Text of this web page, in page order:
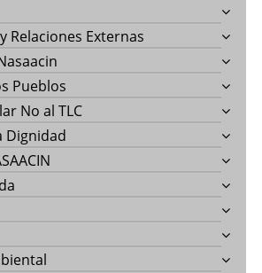
Relaciones Externas
Pueblos
No al TLC
Dignidad